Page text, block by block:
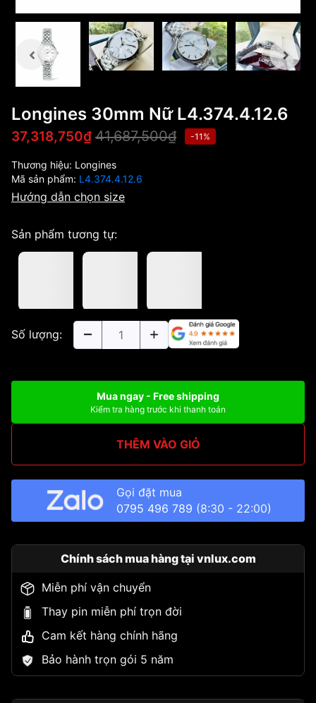
Longines 30mm Nữ L4.374.4.12.6
37,318,750₫ 41,687,500₫ -11%
Thương hiệu: Longines
Mã sản phẩm: L4.374.4.12.6
Hướng dẫn chọn size
Sản phẩm tương tự:
Số lượng:
Mua ngay - Free shipping
Kiểm tra hàng trước khi thanh toán
THÊM VÀO GIỎ
Gọi đặt mua
0795 496 789 (8:30 - 22:00)
Chính sách mua hàng tại vnlux.com
Miễn phí vận chuyển
Thay pin miễn phí trọn đời
Cam kết hàng chính hãng
Bảo hành trọn gói 5 năm